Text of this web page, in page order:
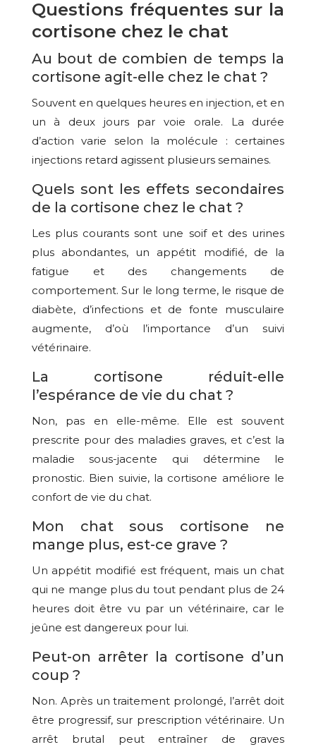
Questions fréquentes sur la
cortisone chez le chat
Au bout de combien de temps la
cortisone agit-elle chez le chat ?
Souvent en quelques heures en injection, et en
un à deux jours par voie orale. La durée
d’action varie selon la molécule : certaines
injections retard agissent plusieurs semaines.
Quels sont les effets secondaires
de la cortisone chez le chat ?
Les plus courants sont une soif et des urines
plus abondantes, un appétit modifié, de la
fatigue et des changements de
comportement. Sur le long terme, le risque de
diabète, d’infections et de fonte musculaire
augmente, d’où l’importance d’un suivi
vétérinaire.
La cortisone réduit-elle
l’espérance de vie du chat ?
Non, pas en elle-même. Elle est souvent
prescrite pour des maladies graves, et c’est la
maladie sous-jacente qui détermine le
pronostic. Bien suivie, la cortisone améliore le
confort de vie du chat.
Mon chat sous cortisone ne
mange plus, est-ce grave ?
Un appétit modifié est fréquent, mais un chat
qui ne mange plus du tout pendant plus de 24
heures doit être vu par un vétérinaire, car le
jeûne est dangereux pour lui.
Peut-on arrêter la cortisone d’un
coup ?
Non. Après un traitement prolongé, l’arrêt doit
être progressif, sur prescription vétérinaire. Un
arrêt brutal peut entraîner de graves